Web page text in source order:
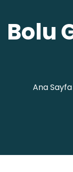
Bolu
Ana Sayfa